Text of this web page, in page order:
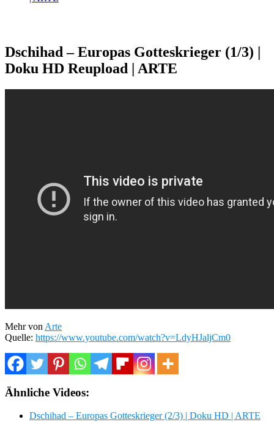
Dschihad – Europas Gotteskrieger (1/3) |
Doku HD Reupload | ARTE
Mehr von Arte
Quelle: https://www.youtube.com/watch?v=LdyHJaljCm0
Ähnliche Videos:
Dschihad – Europas Gotteskrieger (2/3) | Doku HD | ARTE